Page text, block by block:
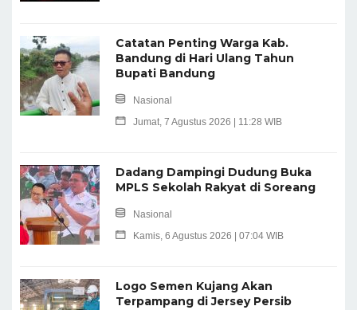
Catatan Penting Warga Kab.
Bandung di Hari Ulang Tahun
Bupati Bandung
Nasional
Jumat, 7 Agustus 2026 | 11:28 WIB
Dadang Dampingi Dudung Buka
MPLS Sekolah Rakyat di Soreang
Nasional
Kamis, 6 Agustus 2026 | 07:04 WIB
Logo Semen Kujang Akan
Terpampang di Jersey Persib